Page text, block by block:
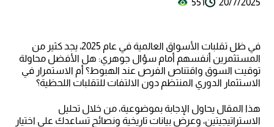
20/7/2025
551
في ظل تقلبات الأسواق العالمية في عام 2025، يجد كثير من
المستثمرين أنفسهم أمام سؤال جوهري: هل الأفضل محاولة
توقيت السوق واقتناص الفرص عند الهبوط؟ أم الاستمرار في
الاستثمار الدوري المنتظم دون الالتفات للتقلبات اللحظية؟
هذا المقال يحاول الإجابة بموضوعية، من خلال تحليل
الاستراتيجيتين، وعرض بيانات تاريخية ونصائح تساعدك على اختيار